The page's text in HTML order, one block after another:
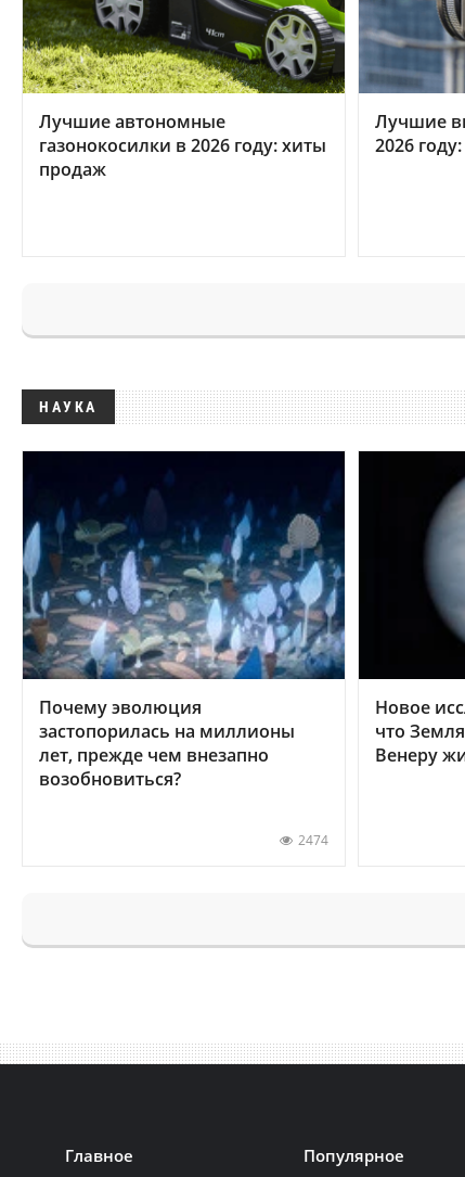
Лучшие автономные
газонокосилки в 2026 году: хиты
продаж
Лучшие
2026
НАУКА
Почему эволюция
застопорилась на миллионы
лет, прежде чем внезапно
возобновиться?
2474
Новое
что
Венеру
Главное Популярное